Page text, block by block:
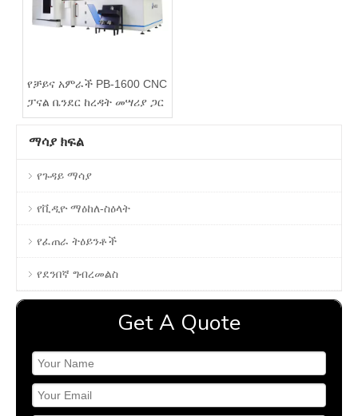
የቻይና አምራች PB-1600 CNC
ፓናል ቤንደር ከረዳት መሣሪያ ጋር
ማሳያ ክፍል
የጉዳይ ማሳያ
የቪዲዮ ማዕከለ-ስዕላት
የፈጠራ ትዕይንቶች
የደንበኛ ግብረመልስ
Get A Quote